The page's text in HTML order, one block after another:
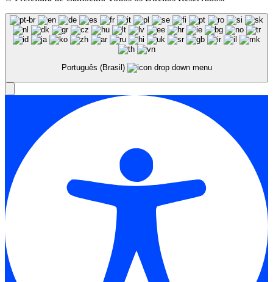
Português (Brasil)